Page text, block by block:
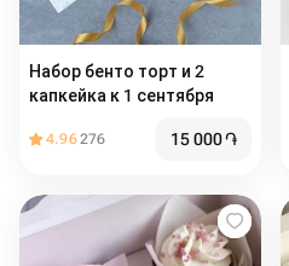
Набор бенто торт и 2
капкейка к 1 сентября
4.96276 15 000֏